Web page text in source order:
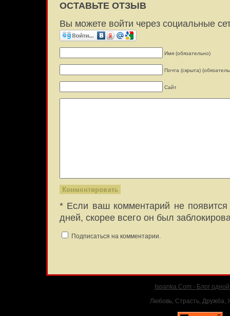
ОСТАВЬТЕ ОТЗЫВ
Вы можете войти через социальные
Имя (обязательно)
Почта (скрыта)
Сайт
* Если ваш комментарий не появится
дней, скорее всего он был
Подписаться на комментарии.
Ispanka.Com - Блог
Любовь, Страсть, Дружба,